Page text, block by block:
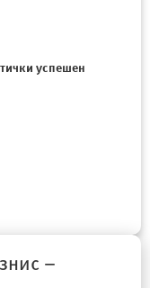
успешен
–